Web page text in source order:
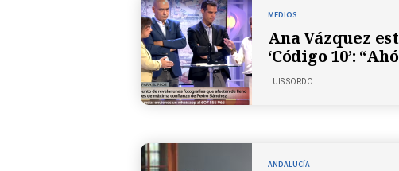
MEDIOS
Ana Vázquez
‘Código 10’:
LUIS SORDO
ANDALUCÍA